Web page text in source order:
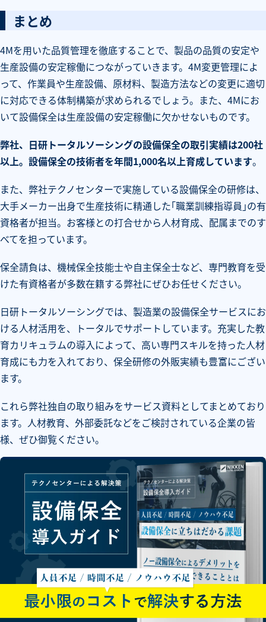
まとめ
4Mを用いた品質管理を徹底することで、製品の品質の安定や
生産設備の安定稼働につながっていきます。4M変更管理によ
って、作業員や生産設備、原材料、製造方法などの変更に適切
に対応できる体制構築が求められるでしょう。また、4Mにお
いて設備保全は生産設備の安定稼働に欠かせないものです。
弊社、日研トータルソーシングの設備保全の取引実績は200社
以上。設備保全の技術者を年間1,000名以上育成しています。
また、弊社テクノセンターで実施している設備保全の研修は、
大手メーカー出身で生産技術に精通した｢職業訓練指導員｣の有
資格者が担当。お客様との打合せから人材育成、配属までのす
べてを担っています。
保全請負は、機械保全技能士や自主保全士など、専門教育を受
けた有資格者が多数在籍する弊社にぜひお任せください。
日研トータルソーシングでは、製造業の設備保全サービスにお
ける人材活用を、トータルでサポートしています。充実した教
育カリキュラムの導入によって、高い専門スキルを持った人材
育成にも力を入れており、保全研修の外販実績も豊富にござい
ます。
これら弊社独自の取り組みをサービス資料としてまとめており
ます。人材教育、外部委託などをご検討されている企業の皆
様、ぜひ御覧ください。